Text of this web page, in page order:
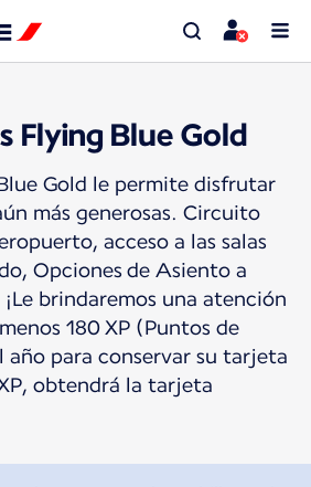
Flying Blue Gold
Gold le permite disfrutar
más generosas. Circuito
acceso a las salas
Opciones de Asiento a
brindaremos una atención
180 XP (Puntos de
año para conservar su tarjeta
obtendrá la tarjeta